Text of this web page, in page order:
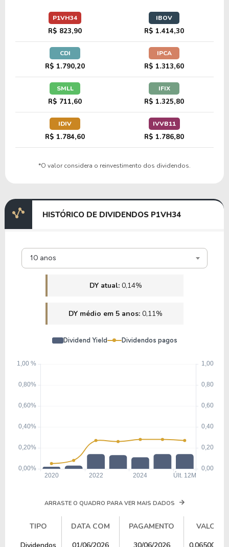
33,60 7,16%
49,64 97,13%
13,33 0,95 7,12% 3,41%
P1VH34
R$ 823,90
IBOV
R$ 1.414,30
CDI
R$ 1.790,20
IPCA
R$ 1.313,60
SMLL
R$ 711,60
IFIX
R$ 1.325,80
IDIV
R$ 1.784,60
IVVB11
R$ 1.786,80
*O valor considera o reinvestimento dos dividendos.
HISTÓRICO DE DIVIDENDOS P1VH34
10 anos
DY atual: 0,14%
DY médio em 5 anos: 0,11%
Dividend Yield Dividendos pagos
ARRASTE O QUADRO PARA VER MAIS DADOS
TIPO DATA COM PAGAMENTO
VALOR
TIPO
DATA COM PAGAMENTO VALOR